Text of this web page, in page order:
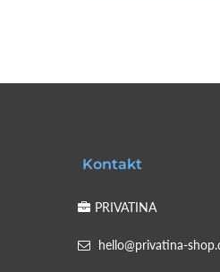
Kontakt
PRIVATINA
hello@privatina-